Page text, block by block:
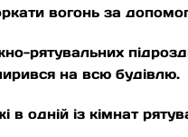
вогонь за
рятувальних
на всю будівлю.
в одній із кімнат